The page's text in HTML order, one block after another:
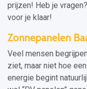
prijzen! Heb je
voor je klaar!
Zonnepanelen
Veel mensen
ziet, maar niet hoe
energie begint